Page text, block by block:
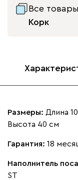
Кларинс
Альтеа
Все
Корк
Размеры: Длина
Высота 40 см
Гарантия: 18
Наполнитель
ST